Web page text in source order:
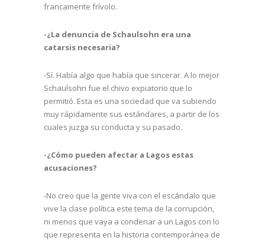
francamente frívolo.
-¿La denuncia de Schaulsohn era una
catarsis necesaria?
-Sí. Había algo que había que sincerar. A lo mejor
Schaulsohn fue el chivo expiatorio que lo
permitió. Esta es una sociedad que va subiendo
muy rápidamente sus estándares, a partir de los
cuales juzga su conducta y su pasado.
-¿Cómo pueden afectar a Lagos estas
acusaciones?
-No creo que la gente viva con el escándalo que
vive la clase política este tema de la corrupción,
ni menos que vaya a condenar a un Lagos con lo
que representa en la historia contemporánea de